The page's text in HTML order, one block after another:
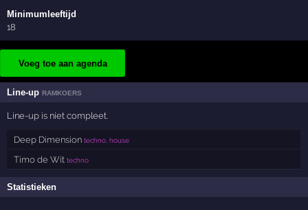
Minimumleeftijd
18
Voeg toe aan agenda
Line-upRAMKOERS
Line-up is niet compleet.
Deep Dimension techno, house
Timo de Wit techno
Statistieken